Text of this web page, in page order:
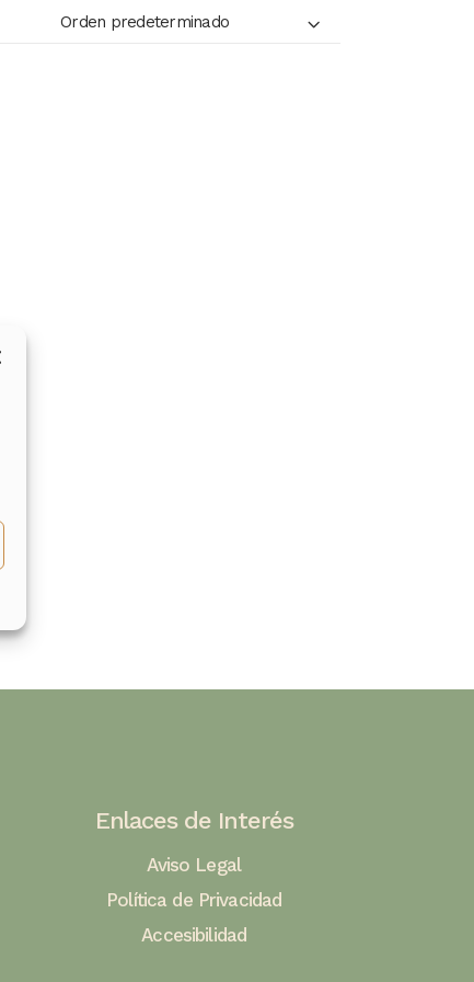
Orden predeterminado
Enlaces de Interés
Aviso Legal
Política de Privacidad
Accesibilidad